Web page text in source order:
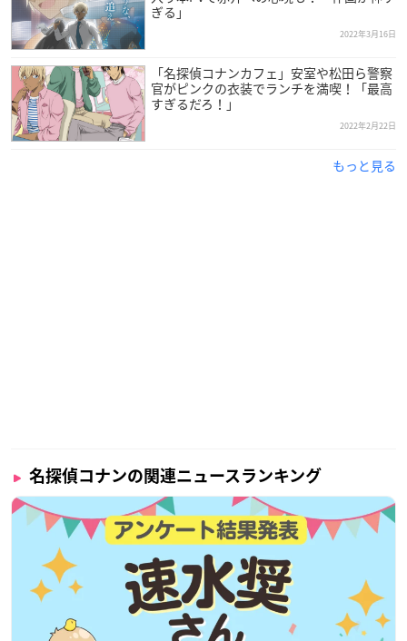
ぎる」
2022年3月16日
「名探偵コナンカフェ」安室や松田ら警察
官がピンクの衣装でランチを満喫！「最高
すぎるだろ！」
2022年2月22日
もっと見る
名探偵コナンの関連ニュースランキング